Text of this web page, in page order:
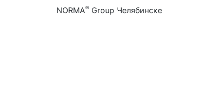
NORMA®Group Челябинске